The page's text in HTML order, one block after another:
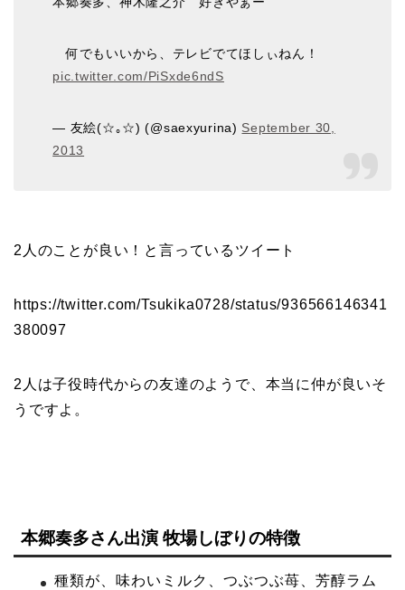
何でもいいから、テレビでてほしぃねん！
pic.twitter.com/PiSxde6ndS
— 友絵(☆｡☆) (@saexyurina) September 30,
2013
2人のことが良い！と言っているツイート
https://twitter.com/Tsukika0728/status/936566146341
380097
2人は子役時代からの友達のようで、本当に仲が良いそ
うですよ。
本郷奏多さん出演 牧場しぼりの特徴
種類が、味わいミルク、つぶつぶ苺、芳醇ラム